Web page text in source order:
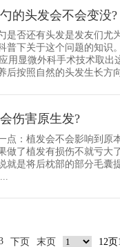
的头发会不会变没?
否还有头发是发友们尤
科普下关于这个问题的
显微外科手术技术取出
后按照自然的头发生长方
伤害原生发?
点：植发会不会影响到
果做了植发有损伤不就
就是将后枕部的部分毛囊
下页 末页 12页